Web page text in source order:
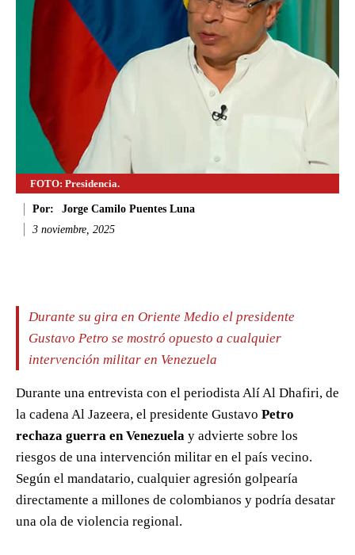
FOTO: Presidencia.
Por:
Jorge Camilo Puentes Luna
3 noviembre, 2025
Durante su gira en Oriente Medio el presidente
Gustavo Petro se mostró opuesto a cualquier
intervención militar en Venezuela
Durante una entrevista con el periodista Alí Al Dhafiri, de
la cadena Al Jazeera, el presidente Gustavo Petro
rechaza guerra en Venezuela y advierte sobre los
riesgos de una intervención militar en el país vecino.
Según el mandatario, cualquier agresión golpearía
directamente a millones de colombianos y podría desatar
una ola de violencia regional.